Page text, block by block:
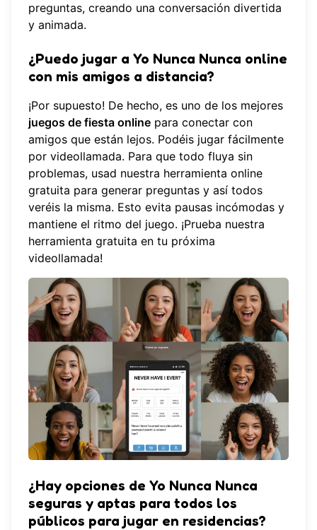
preguntas, creando una conversación divertida
y animada.
¿Puedo jugar a Yo Nunca Nunca online
con mis amigos a distancia?
¡Por supuesto! De hecho, es uno de los mejores
juegos de fiesta online para conectar con
amigos que están lejos. Podéis jugar fácilmente
por videollamada. Para que todo fluya sin
problemas, usad nuestra herramienta online
gratuita para generar preguntas y así todos
veréis la misma. Esto evita pausas incómodas y
mantiene el ritmo del juego. ¡Prueba nuestra
herramienta gratuita en tu próxima
videollamada!
¿Hay opciones de Yo Nunca Nunca
seguras y aptas para todos los
públicos para jugar en residencias?